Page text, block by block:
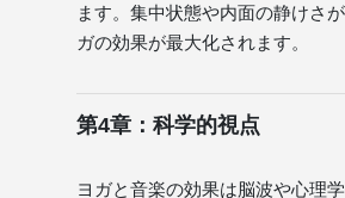
ます。集中状態や内面の静けさ
ガの効果が最大化されます。
第4章：科学的視点
ヨガと音楽の効果は脳波や心理